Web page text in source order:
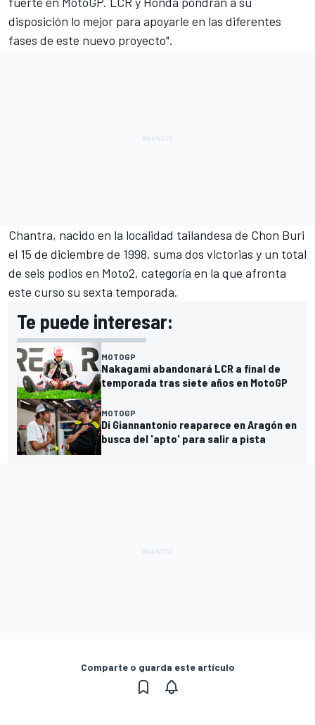
disposición lo mejor para apoyarle en las diferentes
fases de este nuevo proyecto".
Chantra, nacido en la localidad tailandesa de Chon Buri
el 15 de diciembre de 1998, suma dos victorias y un total
de seis podios en Moto2, categoría en la que afronta
este curso su sexta temporada.
Te puede interesar:
MOTOGP
Nakagami abandonará LCR a final de
temporada tras siete años en MotoGP
MOTOGP
Di Giannantonio reaparece en Aragón en
busca del 'apto' para salir a pista
Comparte o guarda este artículo